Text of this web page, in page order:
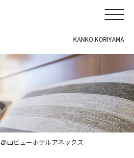
KANKO KORIYAMA
郡山ビューホテルアネックス